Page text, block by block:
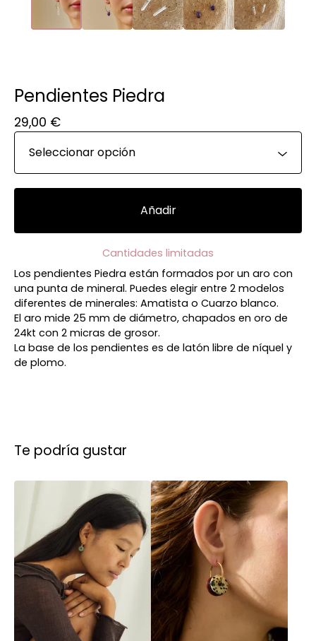
Pendientes Piedra
29,00 €
Añadir
Cantidades limitadas
Los pendientes Piedra están formados por un aro con
una punta de mineral. Puedes elegir entre 2 modelos
diferentes de minerales: Amatista o Cuarzo blanco.
El aro mide 25 mm de diámetro, chapados en oro de
24kt con 2 micras de grosor.
La base de los pendientes es de latón libre de níquel y
de plomo.
Te podría gustar